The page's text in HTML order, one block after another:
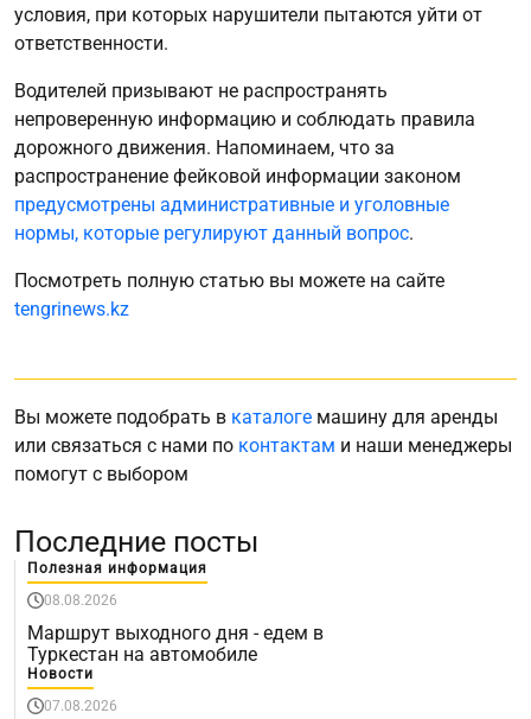
условия, при которых нарушители пытаются уйти от
ответственности.
Водителей призывают не распространять
непроверенную информацию и соблюдать правила
дорожного движения. Напоминаем, что за
распространение фейковой информации законом
предусмотрены административные и уголовные
нормы, которые регулируют данный вопрос.
Посмотреть полную статью вы можете на сайте
tengrinews.kz
Вы можете подобрать в каталоге машину для аренды
или связаться с нами по контактам и наши менеджеры
помогут с выбором
Последние посты
Полезная информация
08.08.2026
Маршрут выходного дня - едем в
Туркестан на автомобиле
Новости
07.08.2026